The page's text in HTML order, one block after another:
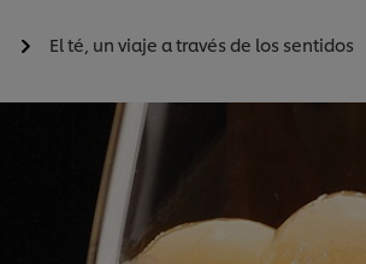
El té, un viaje a través de los sentidos